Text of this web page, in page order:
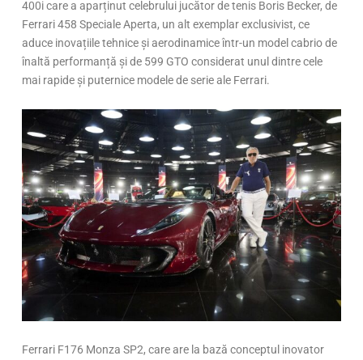
400i care a aparținut celebrului jucător de tenis Boris Becker, de
Ferrari 458 Speciale Aperta, un alt exemplar exclusivist, ce
aduce inovațiile tehnice și aerodinamice într-un model cabrio de
înaltă performanță şi de 599 GTO considerat unul dintre cele
mai rapide și puternice modele de serie ale Ferrari.
Ferrari F176 Monza SP2, care are la bază conceptul inovator